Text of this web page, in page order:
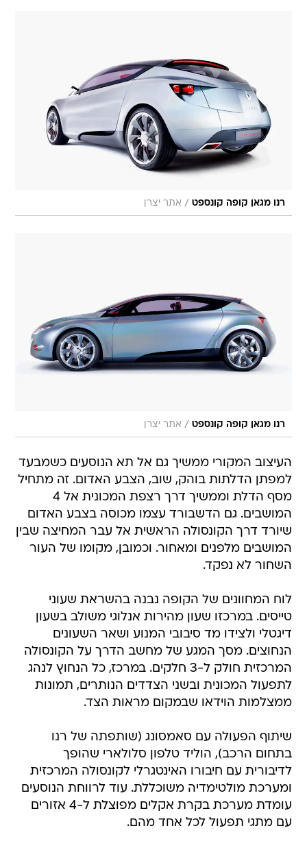
רנו מגאן קופה קונספט / אתר יצרן
רנו מגאן קופה קונספט / אתר יצרן
העיצוב המקורי ממשיך גם אל תא הנוסעים כשמבעד
למפתן הדלתות בוהק, שוב, הצבע האדום. זה מתחיל
מסף הדלת וממשיך דרך רצפת המכונית אל 4
המושבים. גם הדשבורד עצמו מכוסה בצבע האדום
שיורד דרך הקונסולה הראשית אל עבר המחיצה שבין
המושבים מלפנים ומאחור. וכמובן, מקומו של העור
השחור לא נפקד.
לוח המחוונים של הקופה נבנה בהשראת שעוני
טייסים. במרכזו שעון מהירות אנלוגי משולב בשעון
דיגטלי ולצידו מד סיבובי המנוע ושאר השעונים
הנחוצים. מסך המגע של מחשב הדרך על הקונסולה
המרכזית חולק ל-3 חלקים. במרכז, כל הנחוץ לנהג
לתפעול המכונית ובשני הצדדים הנותרים, תמונות
ממצלמות הוידאו שבמקום מראות הצד.
שיתוף הפעולה עם סאמסונג (שותפתה של רנו
בתחום הרכב), הוליד טלפון סלולארי שהופך
לדיבורית עם חיבורו האינטגרלי לקונסולה המרכזית
ומערכת מולטימדיה משוכללת. עוד לרווחת הנוסעים
עומדת מערכת בקרת אקלים מפוצלת ל-4 אזורים
עם מתגי תפעול לכל אחד מהם.